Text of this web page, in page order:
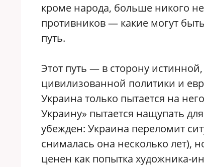
кроме народа, больше никого
противников — какие могут
путь.
Этот путь — в сторону
цивилизованной политики и
Украина только пытается на
Украину» пытается нащупать
убежден: Украина переломит
снималась она несколько лет),
ценен как попытка художника-